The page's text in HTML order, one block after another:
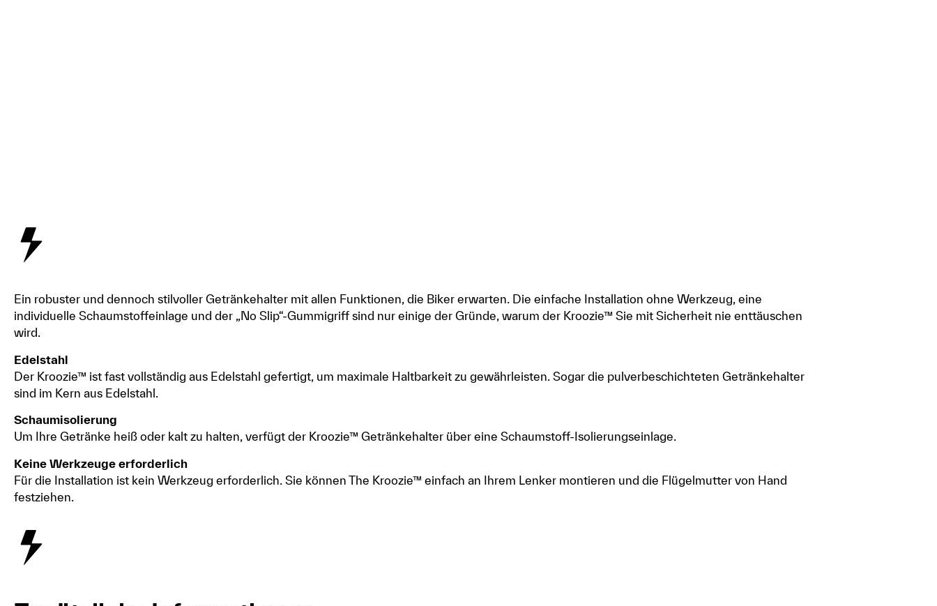
Ein robuster und dennoch stilvoller Getränkehalter mit allen Funktionen, die Biker erwarten. Die einfache Installation ohne Werkzeug, eine
individuelle Schaumstoffeinlage und der „No Slip“-Gummigriff sind nur einige der Gründe, warum der Kroozie™ Sie mit Sicherheit nie enttäuschen
wird.
Edelstahl
Der Kroozie™ ist fast vollständig aus Edelstahl gefertigt, um maximale Haltbarkeit zu gewährleisten. Sogar die pulverbeschichteten Getränkehalter
sind im Kern aus Edelstahl.
Schaumisolierung
Um Ihre Getränke heiß oder kalt zu halten, verfügt der Kroozie™ Getränkehalter über eine Schaumstoff-Isolierungseinlage.
Keine Werkzeuge erforderlich
Für die Installation ist kein Werkzeug erforderlich. Sie können The Kroozie™ einfach an Ihrem Lenker montieren und die Flügelmutter von Hand
festziehen.